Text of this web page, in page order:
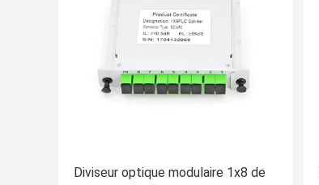
Diviseur optique modulaire 1x8 de